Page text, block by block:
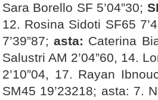
Sara Borello SF 5’04”30;
12. Rosina Sidoti SF65
7’39”87;asta: Caterina
Salustri AM 2’04”60, 14.
2’10”04, 17. Rayan
SM45 19’23218; asta: 7.